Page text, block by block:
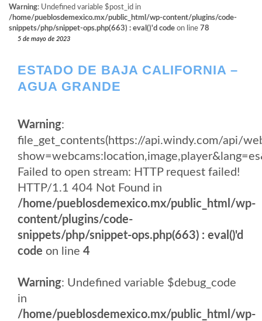
Warning: Undefined variable $post_id in
/home/pueblosdemexico.mx/public_html/wp-content/plugins/code-
snippets/php/snippet-ops.php(663) : eval()'d code on line 78
5 de mayo de 2023
ESTADO DE BAJA CALIFORNIA –
AGUA GRANDE
Warning:
file_get_contents(https://api.windy.com/api/
Failed to open stream: HTTP request failed!
HTTP/1.1 404 Not Found in
/home/pueblosdemexico.mx/public_html/wp-
content/plugins/code-
snippets/php/snippet-ops.php(663) : eval()'d
code on line 4
Warning: Undefined variable $debug_code
in
/home/pueblosdemexico.mx/public_html/wp-